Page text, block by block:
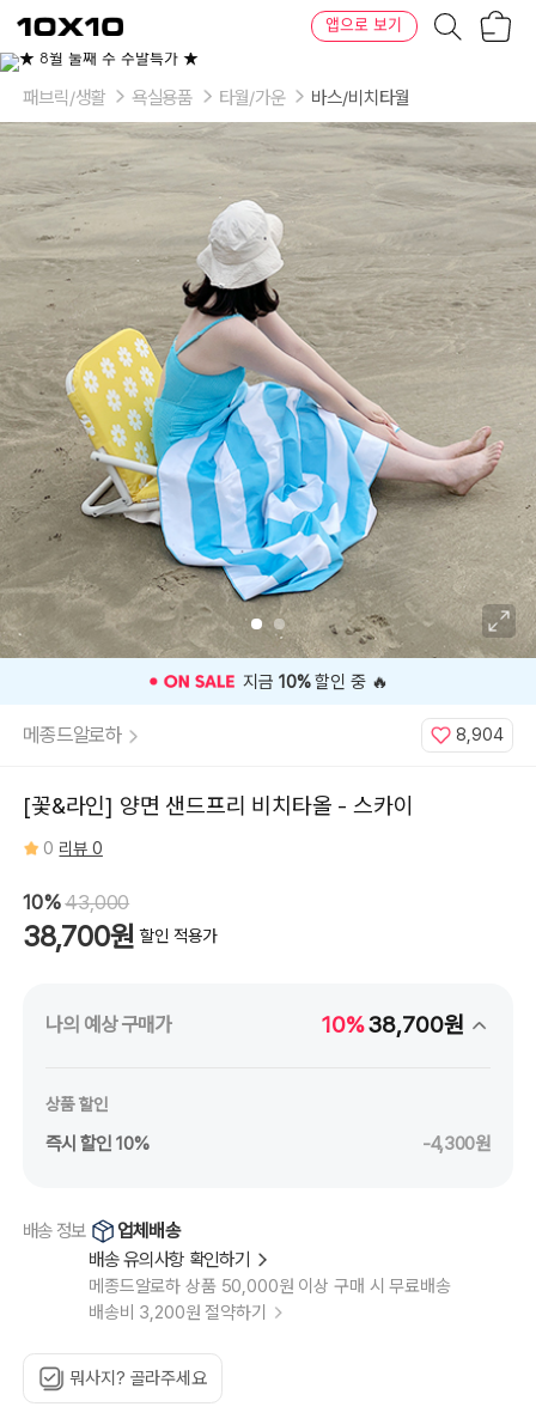
텐
바
텐
앱으로 보기
패브릭/생활 욕실용품 타월/가운 바스/비치타월
🎉 오늘 구매 찬스OPEN🎉
메종드알로하 8,904
[꽃&라인] 양면 샌드프리 비치타올 - 스카이
0 리뷰 0
10%43,000
38,700원 할인 적용가
나의 예상 구매가 10%38,700원
상품 할인
즉시 할인 10% -4,300원
배송 정보
업체배송
배송 유의사항 확인하기
메종드알로하 상품 50,000원 이상 구매 시 무료배송
배송비 3,200원 절약하기
뭐사지? 골라주세요